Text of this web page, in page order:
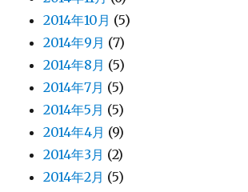
2014年10月 (5)
2014年9月 (7)
2014年8月 (5)
2014年7月 (5)
2014年5月 (5)
2014年4月 (9)
2014年3月 (2)
2014年2月 (5)